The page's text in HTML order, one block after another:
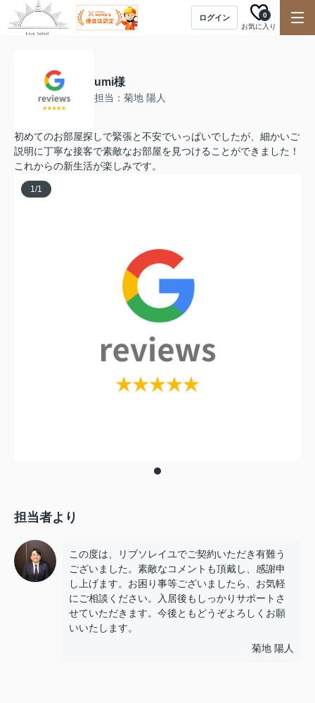
ログイン
お気に入り
0
umi様
担当：菊地 陽人
初めてのお部屋探しで緊張と不安でいっぱいでしたが、細かいご
説明に丁寧な接客で素敵なお部屋を見つけることができました！
これからの新生活が楽しみです。
1/1
担当者より
この度は、リブソレイユでご契約いただき有難う
ございました。素敵なコメントも頂戴し、感謝申
し上げます。お困り事等ございましたら、お気軽
にご相談ください。入居後もしっかりサポートさ
せていただきます。今後ともどうぞよろしくお願
いいたします。
菊地 陽人